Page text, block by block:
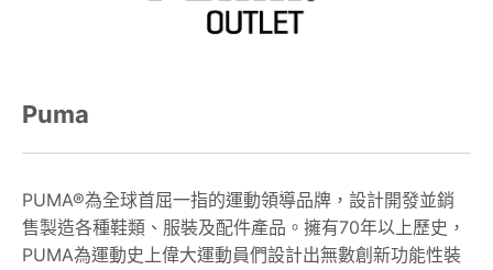
最新消息
櫃位資訊
Puma
PUMA®為全球首屈一指的運動領導品牌，設計開發並銷
售製造各種鞋類、服裝及配件產品。擁有70年以上歷史，
PUMA為運動史上偉大運動員們設計出無數創新功能性裝